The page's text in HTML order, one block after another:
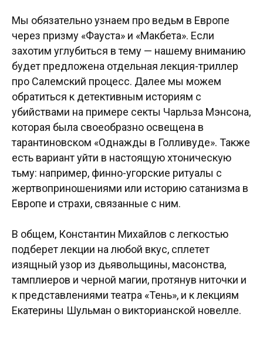
Мы обязательно узнаем про ведьм в Европе
через призму «Фауста» и «Макбета». Если
захотим углубиться в тему — нашему вниманию
будет предложена отдельная лекция-триллер
про Салемский процесс. Далее мы можем
обратиться к детективным историям с
убийствами на примере секты Чарльза Мэнсона,
которая была своеобразно освещена в
тарантиновском «Однажды в Голливуде». Также
есть вариант уйти в настоящую хтоническую
тьму: например, финно-угорские ритуалы с
жертвоприношениями или историю сатанизма в
Европе и страхи, связанные с ним.
В общем, Константин Михайлов с легкостью
подберет лекции на любой вкус, сплетет
изящный узор из дьявольщины, масонства,
тамплиеров и черной магии, протянув ниточки и
к представлениями театра «Тень», и к лекциям
Екатерины Шульман о викторианской новелле.